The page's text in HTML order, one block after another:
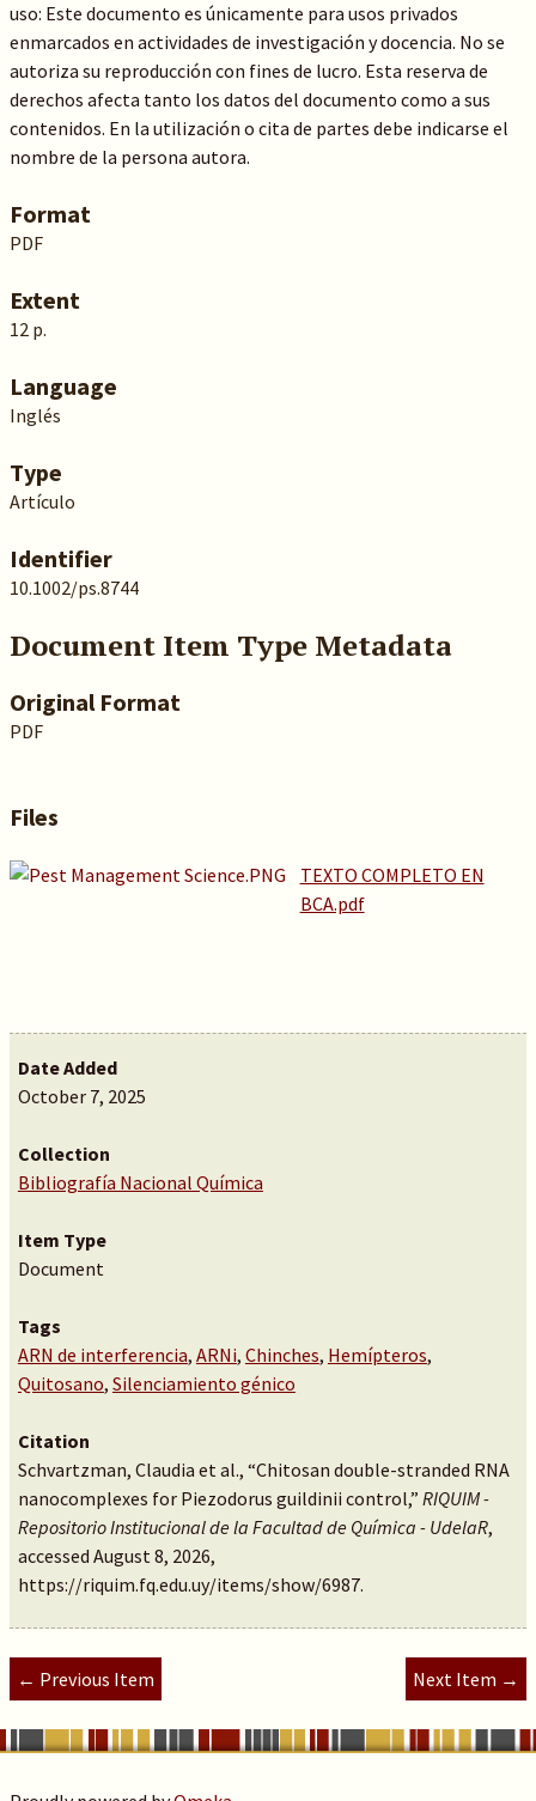
uso: Este documento es únicamente para usos privados
enmarcados en actividades de investigación y docencia. No se
autoriza su reproducción con fines de lucro. Esta reserva de
derechos afecta tanto los datos del documento como a sus
contenidos. En la utilización o cita de partes debe indicarse el
nombre de la persona autora.
Format
PDF
Extent
12 p.
Language
Inglés
Type
Artículo
Identifier
10.1002/ps.8744
Document Item Type Metadata
Original Format
PDF
Files
TEXTO COMPLETO EN
BCA.pdf
Date Added
October 7, 2025
Collection
Bibliografía Nacional Química
Item Type
Document
Tags
ARN de interferencia, ARNi, Chinches, Hemípteros,
Quitosano, Silenciamiento génico
Citation
Schvartzman, Claudia et al., “Chitosan double-stranded RNA
nanocomplexes for Piezodorus guildinii control,” RIQUIM -
Repositorio Institucional de la Facultad de Química - UdelaR,
accessed August 8, 2026,
https://riquim.fq.edu.uy/items/show/6987.
← Previous Item Next Item →